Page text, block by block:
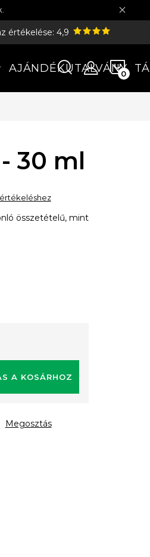
értékelése: 4,9
AJÁNDÉKUTALVÁNY
30 ml
összetételű, mint
A KOSÁRHOZ
Megosztás